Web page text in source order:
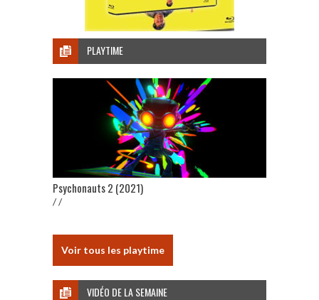
PLAYTIME
Psychonauts 2 (2021)
/ /
Voir tous les playtime
VIDÉO DE LA SEMAINE